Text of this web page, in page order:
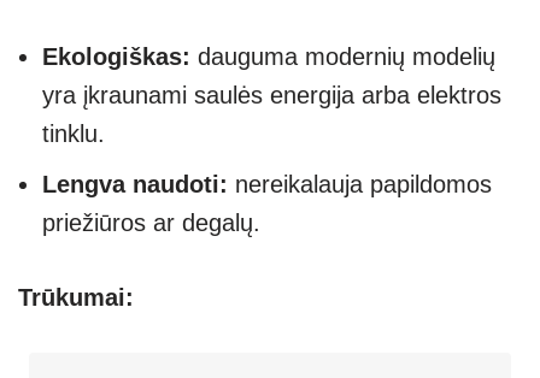
Ekologiškas: dauguma modernių modelių
yra įkraunami saulės energija arba elektros
tinklu.
Lengva naudoti: nereikalauja papildomos
priežiūros ar degalų.
Trūkumai: